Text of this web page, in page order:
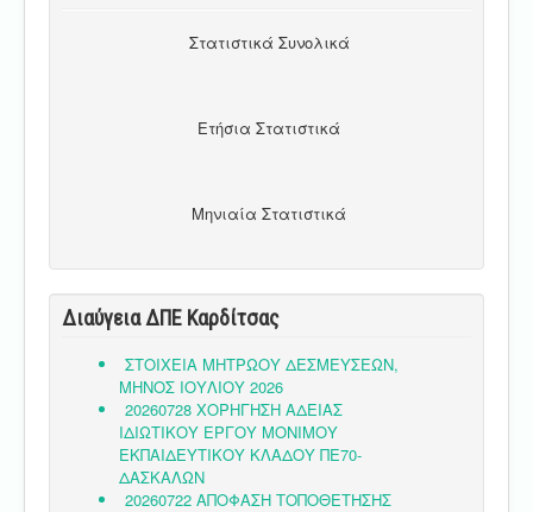
Στατιστικά Συνολικά
Ετήσια Στατιστικά
Μηνιαία Στατιστικά
Διαύγεια ΔΠΕ Καρδίτσας